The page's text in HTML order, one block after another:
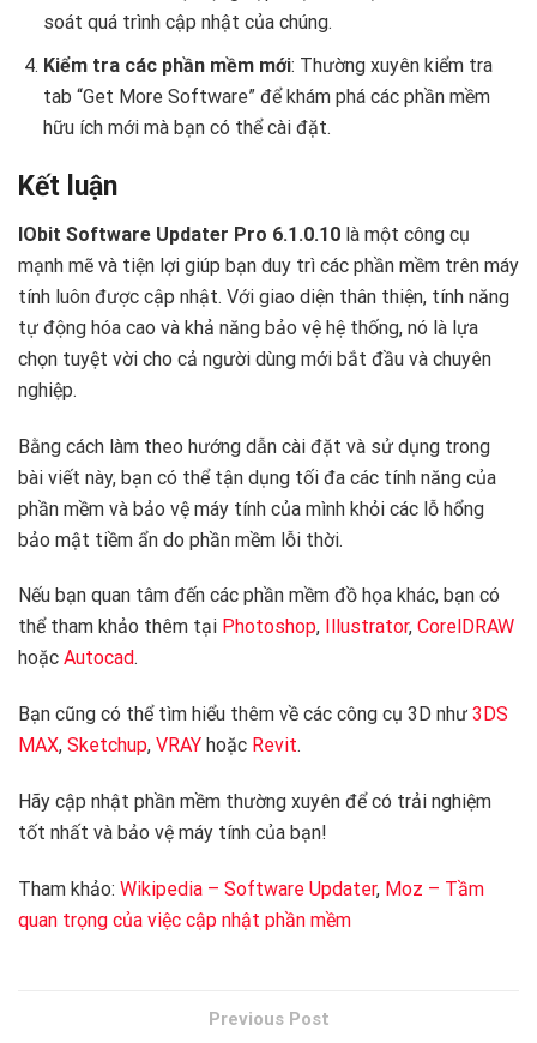
soát quá trình cập nhật của chúng.
Kiểm tra các phần mềm mới: Thường xuyên kiểm tra
tab “Get More Software” để khám phá các phần mềm
hữu ích mới mà bạn có thể cài đặt.
Kết luận
IObit Software Updater Pro 6.1.0.10 là một công cụ
mạnh mẽ và tiện lợi giúp bạn duy trì các phần mềm trên máy
tính luôn được cập nhật. Với giao diện thân thiện, tính năng
tự động hóa cao và khả năng bảo vệ hệ thống, nó là lựa
chọn tuyệt vời cho cả người dùng mới bắt đầu và chuyên
nghiệp.
Bằng cách làm theo hướng dẫn cài đặt và sử dụng trong
bài viết này, bạn có thể tận dụng tối đa các tính năng của
phần mềm và bảo vệ máy tính của mình khỏi các lỗ hổng
bảo mật tiềm ẩn do phần mềm lỗi thời.
Nếu bạn quan tâm đến các phần mềm đồ họa khác, bạn có
thể tham khảo thêm tại Photoshop, Illustrator, CorelDRAW
hoặc Autocad.
Bạn cũng có thể tìm hiểu thêm về các công cụ 3D như 3DS
MAX, Sketchup, VRAY hoặc Revit.
Hãy cập nhật phần mềm thường xuyên để có trải nghiệm
tốt nhất và bảo vệ máy tính của bạn! ️
Tham khảo: Wikipedia – Software Updater, Moz – Tầm
quan trọng của việc cập nhật phần mềm